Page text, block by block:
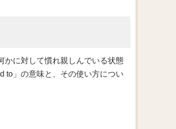
e
かに対して慣れ親しんでいる状態
to」の意味と、その使い方につい